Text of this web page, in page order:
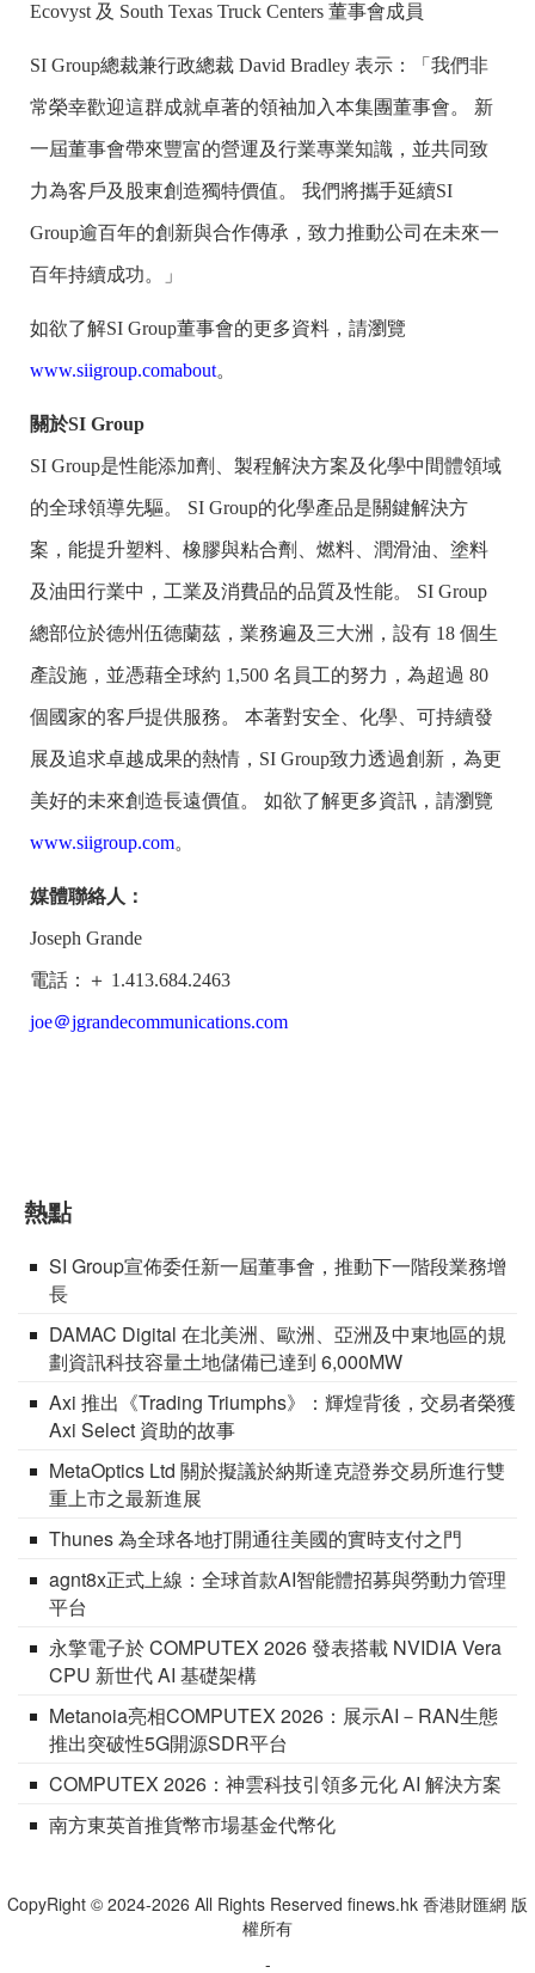
Ecovyst 及 South Texas Truck Centers 董事會成員
SI Group總裁兼行政總裁 David Bradley 表示：「我們非
常榮幸歡迎這群成就卓著的領袖加入本集團董事會。 新
一屆董事會帶來豐富的營運及行業專業知識，並共同致
力為客戶及股東創造獨特價值。 我們將攜手延續SI
Group逾百年的創新與合作傳承，致力推動公司在未來一
百年持續成功。」
如欲了解SI Group董事會的更多資料，請瀏覽
www.siigroup.comabout。
關於SI Group
SI Group是性能添加劑、製程解決方案及化學中間體領域
的全球領導先驅。 SI Group的化學產品是關鍵解決方
案，能提升塑料、橡膠與粘合劑、燃料、潤滑油、塗料
及油田行業中，工業及消費品的品質及性能。 SI Group
總部位於德州伍德蘭茲，業務遍及三大洲，設有 18 個生
產設施，並憑藉全球約 1,500 名員工的努力，為超過 80
個國家的客戶提供服務。 本著對安全、化學、可持續發
展及追求卓越成果的熱情，SI Group致力透過創新，為更
美好的未來創造長遠價值。 如欲了解更多資訊，請瀏覽
www.siigroup.com。
媒體聯絡人：
Joseph Grande
電話：＋ 1.413.684.2463
joe＠jgrandecommunications.com
熱點
SI Group宣佈委任新一屆董事會，推動下一階段業務增
長
DAMAC Digital 在北美洲、歐洲、亞洲及中東地區的規
劃資訊科技容量土地儲備已達到 6,000MW
Axi 推出《Trading Triumphs》：輝煌背後，交易者榮獲
Axi Select 資助的故事
MetaOptics Ltd 關於擬議於納斯達克證券交易所進行雙
重上市之最新進展
Thunes 為全球各地打開通往美國的實時支付之門
agnt8x正式上線：全球首款AI智能體招募與勞動力管理
平台
永擎電子於 COMPUTEX 2026 發表搭載 NVIDIA Vera
CPU 新世代 AI 基礎架構
Metanoia亮相COMPUTEX 2026：展示AI－RAN生態
推出突破性5G開源SDR平台
COMPUTEX 2026：神雲科技引領多元化 AI 解決方案
南方東英首推貨幣市場基金代幣化
CopyRight © 2024-2026 All Rights Reserved finews.hk 香港財匯網 版
權所有
-